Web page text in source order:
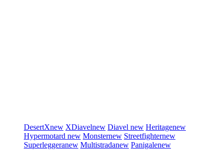
DesertXnew XDiavelnew Diavel new Heritagenew
Hypermotard new Monsternew Streetfighternew
Superleggeranew Multistradanew Panigalenew